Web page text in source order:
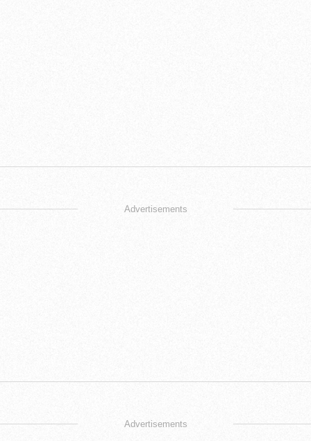
Advertisements
Advertisements